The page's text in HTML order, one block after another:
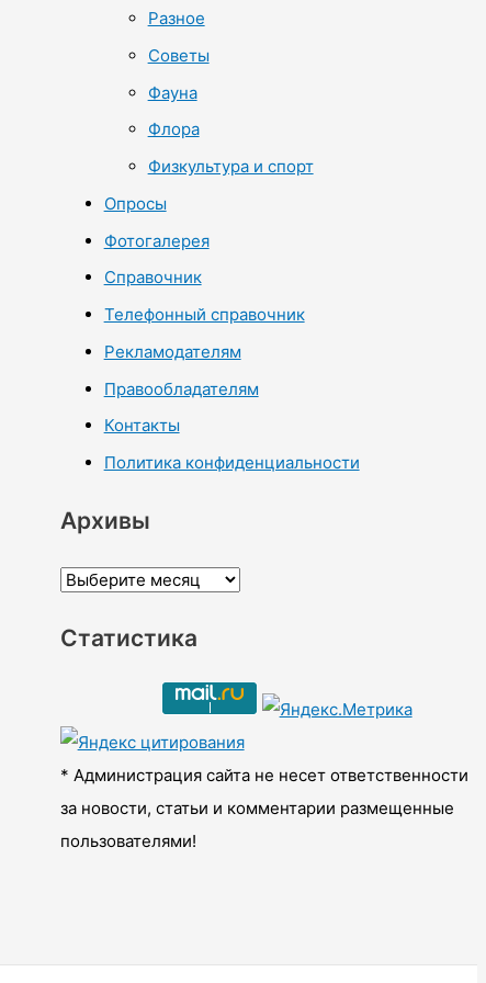
Разное
Советы
Фауна
Флора
Физкультура и спорт
Опросы
Фотогалерея
Справочник
Телефонный справочник
Рекламодателям
Правообладателям
Контакты
Политика конфиденциальности
Архивы
А
х
ы
Статистика
* Администрация сайта не несет ответственности
за новости, статьи и комментарии размещенные
пользователями!